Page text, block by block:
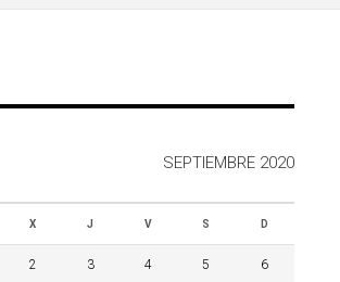
SEPTIEMBRE 2020
X J V S D
2 3 4 5 6